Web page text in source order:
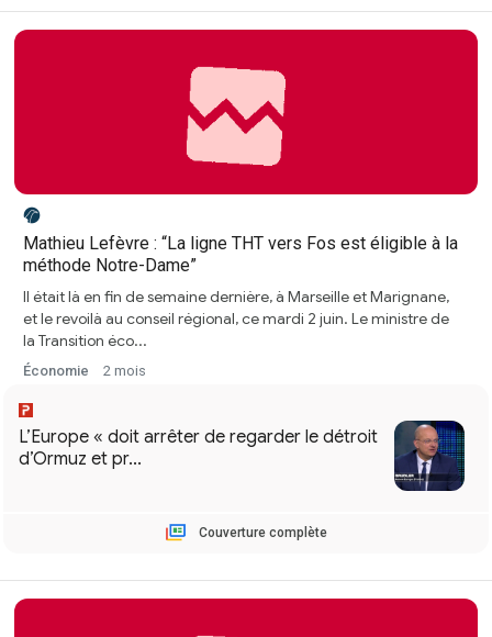
Mathieu Lefèvre : “La ligne THT vers Fos est éligible à la
méthode Notre-Dame”
Il était là en fin de semaine dernière, à Marseille et Marignane,
et le revoilà au conseil régional, ce mardi 2 juin. Le ministre de
la Transition éco...
Économie 2 mois
Couverture complète